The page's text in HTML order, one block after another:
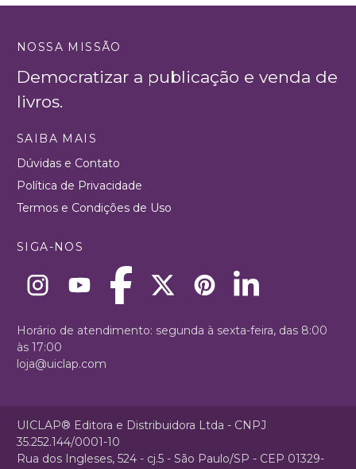
NOSSA MISSÃO
Democratizar a publicação e venda de
livros.
SAIBA MAIS
Dúvidas e Contato
Política de Privacidade
Termos e Condições de Uso
SIGA-NOS
Horário de atendimento: segunda à sexta-feira, das 8:00
às 17:00
loja@uiclap.com
UICLAP® Editora e Distribuidora Ltda - CNPJ
35.252.144/0001-10
Rua dos Ingleses, 524 - cj.5 - São Paulo/SP - CEP 01329-